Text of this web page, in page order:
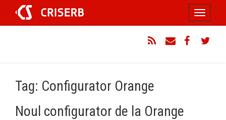
conținut
Toggle
Tag: Configurator Orange
Noul configurator de la Orange